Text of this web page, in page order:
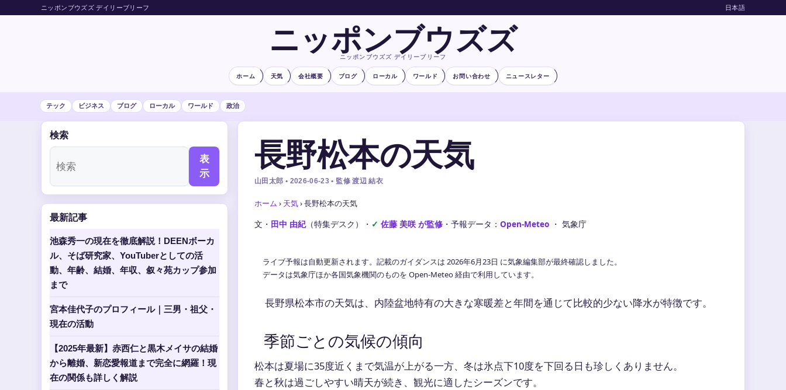
ニッポンブウズズ デイリーブリーフ 日本語
ニッポンブウズズ
ニッポンブウズズ デイリーブリーフ
ホーム 天気 会社概要 ブログ ローカル ワールド お問い合わせ ニュースレター
テック ビジネス ブログ ローカル ワールド 政治
長野松本の天気
山田太郎 • 2026-06-23 • 監修 渡辺 結衣
ホーム › 天気›長野松本の天気
文・ 田中 由紀（特集デスク） ・ 佐藤 美咲 が監修 ・ 予報データ： Open-Meteo ・ 気象庁
ライブ予報は自動更新されます。記載のガイダンスは 2026年6月23日 に気象編集部が最終確認しました。
データは気象庁ほか各国気象機関のものを Open-Meteo 経由で利用しています。
長野県松本市の天気は、内陸盆地特有の大きな寒暖差と年間を通じて比較的少ない降水が特徴です。
季節ごとの気候の傾向
松本は夏場に35度近くまで気温が上がる一方、冬は氷点下10度を下回る日も珍しくありません。
春と秋は過ごしやすい晴天が続き、観光に適したシーズンです。
検索
表
示
最新記事
池森秀一の現在を徹底解説！DEENボーカ
ル、そば研究家、YouTuberとしての活
動、年齢、結婚、年収、叙々苑カップ参加
まで
宮本佳代子のプロフィール｜三男・祖父・
現在の活動
【2025年最新】赤西仁と黒木メイサの結婚
から離婚、新恋愛報道まで完全に網羅！現
在の関係も詳しく解説